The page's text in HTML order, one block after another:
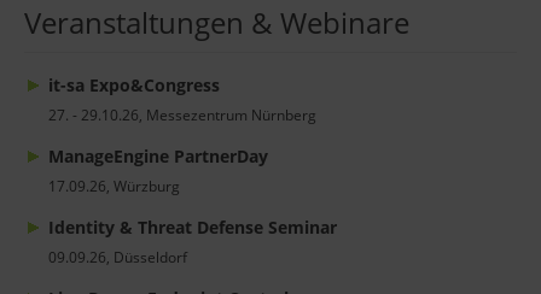
Veranstaltungen & Webinare
it-sa Expo&Congress
27. - 29.10.26, Messezentrum Nürnberg
ManageEngine PartnerDay
17.09.26, Würzburg
Identity & Threat Defense Seminar
09.09.26, Düsseldorf